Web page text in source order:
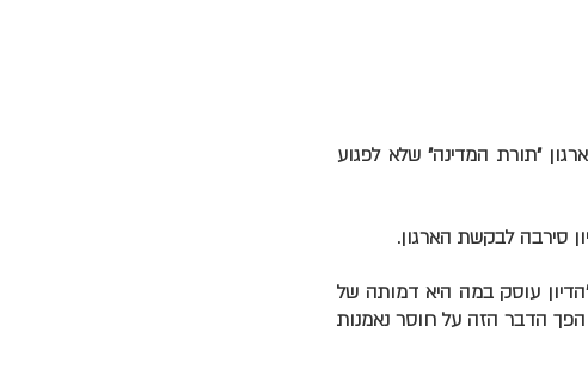
"תורת המדינה" שלא לפגוע
סירבה לבקשת הארגון.
עוסק במה היא דמותה של
הדבר הזה על חוסר נאמנות